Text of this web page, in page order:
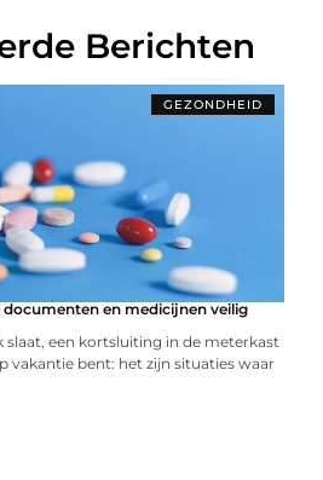
Berichten
GEZONDHEID
en medicijnen veilig
slaat, een kortsluiting in de meterkast
vakantie bent: het zijn situaties waar